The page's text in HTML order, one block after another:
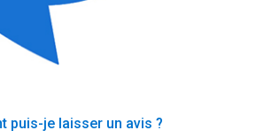
puis-je laisser un avis ?